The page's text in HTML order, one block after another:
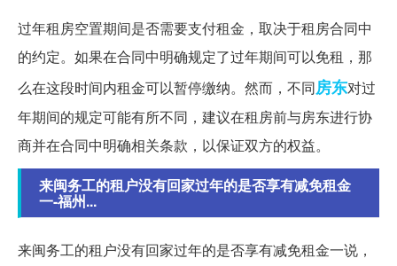
过年租房空置期间是否需要支付租金，取决于租房合同中
的约定。如果在合同中明确规定了过年期间可以免租，那
么在这段时间内租金可以暂停缴纳。然而，不同房东对过
年期间的规定可能有所不同，建议在租房前与房东进行协
商并在合同中明确相关条款，以保证双方的权益。
来闽务工的租户没有回家过年的是否享有减免租金
一-福州...
来闽务工的租户没有回家过年的是否享有减免租金一说，